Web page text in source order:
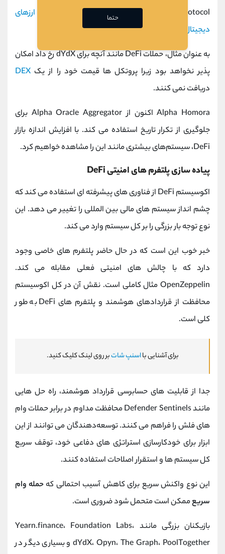
Protocol هستند. این پلتفرم ها با ارائه قیمت دقیق
ارزهای
دیجیتال
مختلف، تمامی پروتکل ها را ایمن نگه می دارند.
به عنوان مثال، حملات DeFi مانند آنچه برای dYdX رخ داد امکان
پذیر نخواهد بود زیرا پروتکل ها قیمت خود را از یک DEX
دریافت نمی کنند.
Alpha Homora اکنون از Alpha Oracle Aggregator برای
جلوگیری از تکرار تاریخ استفاده می کند. با افزایش اندازه بازار
DeFi، سیستم‌های بیشتری مانند این را مشاهده خواهیم کرد.
پیاده سازی پلتفرم های امنیتی DeFi
اکوسیستم DeFi از فناوری های پیشرفته ای استفاده می کند که
چشم انداز سیستم های مالی بین المللی را تغییر می دهد. این
نوع توجه بار بزرگی را بر کل سیستم وارد می کند.
خبر خوب این است که در حال حاضر پلتفرم های خاصی وجود
دارد که با چالش های امنیتی فعلی مقابله می کند.
OpenZeppelin مثال کاملی است. نقش آن در کل اکوسیستم
محافظت از قراردادهای هوشمند و پلتفرم های DeFi به طور
کلی است.
برای آشنایی بااسنپ شاتبر روی لینک کلیک کنید.
جدا از قابلیت‌ های حسابرسی قرارداد هوشمند، راه‌ حل‌ هایی
مانند Defender Sentinels محافظت مداوم در برابر حملات وام‌
های فلش را فراهم می‌ کنند. توسعه‌دهندگان می‌ توانند از این
ابزار برای خودکارسازی استراتژی‌ های دفاعی خود، توقف سریع
کل سیستم‌ ها و استقرار اصلاحات استفاده کنند.
این نوع واکنش سریع برای کاهش آسیب احتمالی کهحمله وام
سریعممکن است متحمل شود ضروری است.
بازیکنان بزرگی مانند Yearn.finance، Foundation Labs،
dYdX، Opyn، The Graph، PoolTogether و بسیاری دیگر در
حتما